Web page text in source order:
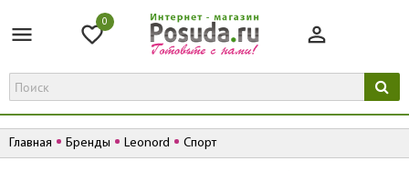
0
Главная Бренды Leonord Спорт